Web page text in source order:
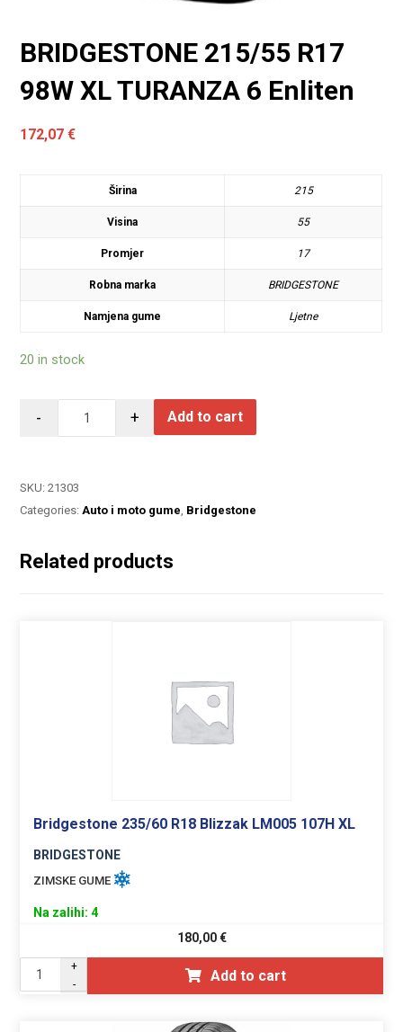
BRIDGESTONE 215/55 R17
98W XL TURANZA 6 Enliten
172,07€
Širina 215
Visina 55
Promjer 17
Robna marka BRIDGESTONE
Namjena gume Ljetne
20 in stock
- + Add to cart
SKU:21303
Categories:Auto i moto gume, Bridgestone
Related products
Bridgestone 235/60 R18 Blizzak LM005 107H XL
BRIDGESTONE
ZIMSKE GUME
Na zalihi: 4
180,00€
+
-
Add to cart